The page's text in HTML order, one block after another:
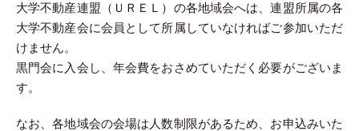
大学不動産連盟（ＵＲＥＬ）の各地域会へは、連盟所属の各
大学不動産会に会員として所属していなければご参加いただ
けません。
黒門会に入会し、年会費をおさめていただく必要がございま
す。
なお、各地域会の会場は人数制限があるため、お申込みいた